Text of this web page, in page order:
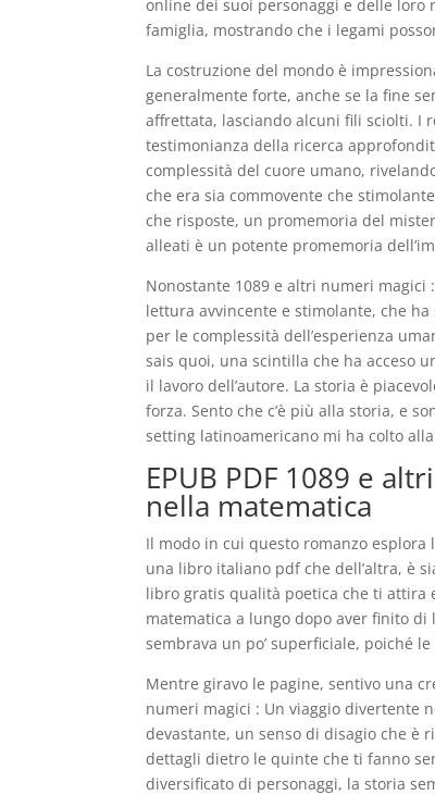
online dei suoi personaggi e delle loro
famiglia, mostrando che i legami
La costruzione del mondo è
generalmente forte, anche se la fine
affrettata, lasciando alcuni fili sciolti. I
testimonianza della ricerca
complessità del cuore umano,
che era sia commovente che
che risposte, un promemoria del
alleati è un potente promemoria
Nonostante 1089 e altri numeri
lettura avvincente e stimolante, che
per le complessità dell’esperienza
sais quoi, una scintilla che ha acceso
il lavoro dell’autore. La storia è
forza. Sento che c’è più alla storia, e
setting latinoamericano mi ha colto
EPUB PDF 1089 e
nella matematica
Il modo in cui questo romanzo
una libro italiano pdf che dell’altra, è
libro gratis qualità poetica che ti attira
matematica a lungo dopo aver finito
sembrava un po’ superficiale, poiché
Mentre giravo le pagine, sentivo una
numeri magici : Un viaggio divertente
devastante, un senso di disagio che è
dettagli dietro le quinte che ti fanno
diversificato di personaggi, la storia